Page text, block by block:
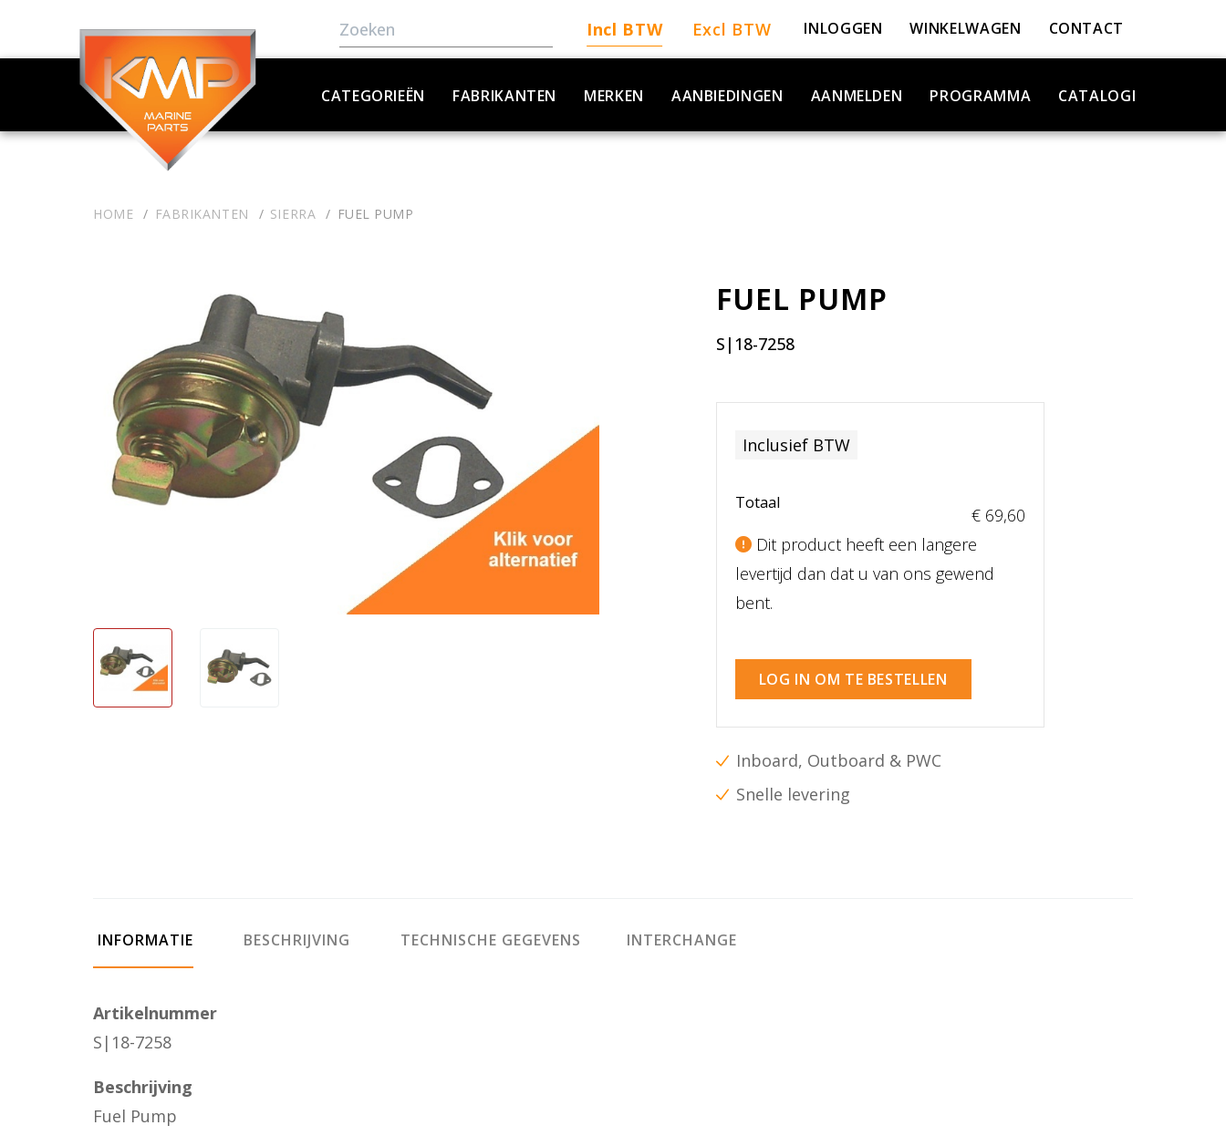
Incl BTW Excl BTW INLOGGEN WINKELWAGEN CONTACT
CATEGORIEËN FABRIKANTEN MERKEN AANBIEDINGEN AANMELDEN PROGRAMMA CATALOGI
HOME FABRIKANTEN SIERRA FUEL PUMP
FUEL PUMP
S|18-7258
Inclusief BTW
Totaal
€ 69,60
Dit product heeft een langere
levertijd dan dat u van ons gewend
bent.
LOG IN OM TE BESTELLEN
Inboard, Outboard & PWC
Snelle levering
INFORMATIE BESCHRIJVING TECHNISCHE GEGEVENS INTERCHANGE
Artikelnummer
S|18-7258
Beschrijving
Fuel Pump